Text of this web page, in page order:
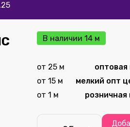
В наличии 14 м
от 25 м
от 15 м
мелкий опт
от 1 м